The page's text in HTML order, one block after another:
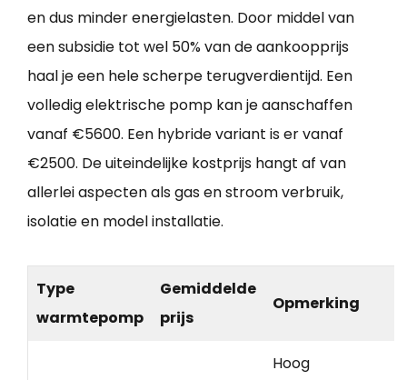
en dus minder energielasten. Door middel van
een subsidie tot wel 50% van de aankoopprijs
haal je een hele scherpe terugverdientijd. Een
volledig elektrische pomp kan je aanschaffen
vanaf €5600. Een hybride variant is er vanaf
€2500. De uiteindelijke kostprijs hangt af van
allerlei aspecten als gas en stroom verbruik,
isolatie en model installatie.
Type
warmtepomp
Gemiddelde
prijs
Opmerking
Hoog